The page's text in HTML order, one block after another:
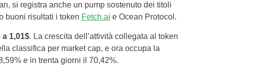
si registra anche un pump sostenuto dei titoli
buoni risultati i token Fetch.ai e Ocean Protocol.
1,01$. La crescita dell’attività collegata al token
classifica per market cap, e ora occupa la
e in trenta giorni il 70,42%.